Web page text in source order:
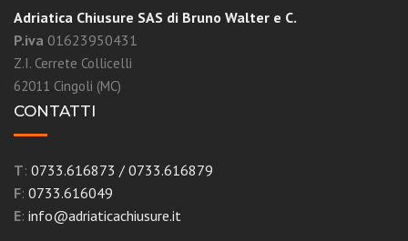
Adriatica Chiusure SAS di Bruno Walter e C.
P.iva 01623950431
Z.I. Cerrete Collicelli
62011 Cingoli (MC)
CONTATTI
T: 0733.616873 / 0733.616879
F: 0733.616049
E: info@adriaticachiusure.it